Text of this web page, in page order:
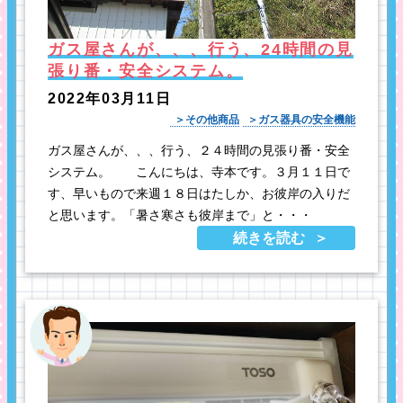
ガス屋さんが、、、行う、24時間の見
張り番・安全システム。
2022年03月11日
その他商品 ガス器具の安全機能
ガス屋さんが、、、行う、２４時間の見張り番・安全
システム。 こんにちは、寺本です。３月１１日で
す、早いもので来週１８日はたしか、お彼岸の入りだ
と思います。「暑さ寒さも彼岸まで」と・・・
続きを読む